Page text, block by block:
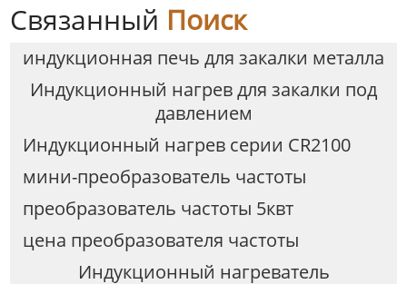
Связанный Поиск
индукционная печь для закалки металла
Индукционный нагрев для закалки под
давлением
Индукционный нагрев серии CR2100
мини-преобразователь частоты
преобразователь частоты 5квт
цена преобразователя частоты
Индукционный нагреватель